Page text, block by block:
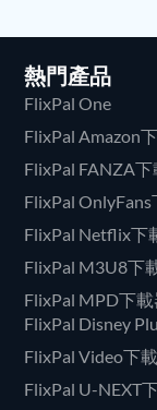
熱門產品
FlixPal One
FlixPal Amazon
FlixPal FANZA下
FlixPal OnlyFans
FlixPal Netflix下
FlixPal M3U8下
FlixPal MPD下載
FlixPal Disney
FlixPal Video下
FlixPal U-NEXT